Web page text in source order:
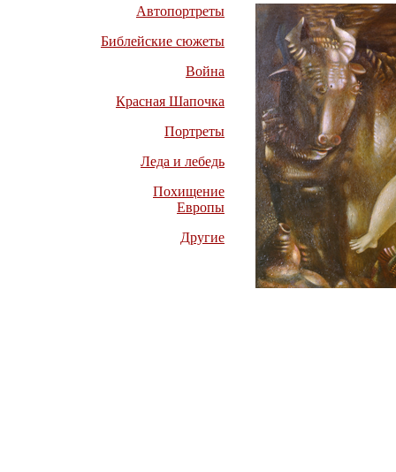
Автопортреты
Библейские сюжеты
Война
Красная Шапочка
Портреты
Леда и лебедь
Похищение
Европы
Другие